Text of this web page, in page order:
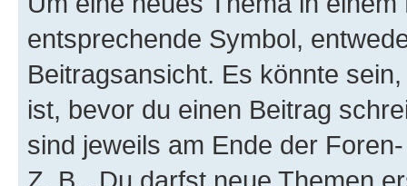
entsprechende Symbol,
Beitragsansicht. Es könnte
ist, bevor du einen Beitrag
sind jeweils am Ende der
Z. B. „Du darfst neue Themen